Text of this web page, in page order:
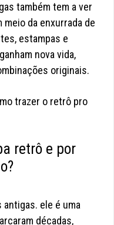
também tem a ver
da enxurrada de
estampas e
nova vida,
originais.
trazer o retrô pro
retrô e por
ele é uma
décadas,